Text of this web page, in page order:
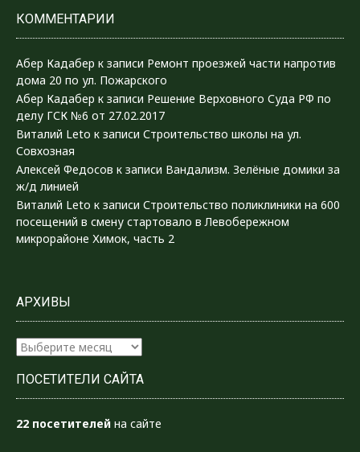
КОММЕНТАРИИ
Абер Кадабер к записи Ремонт проезжей части напротив
дома 20 по ул. Пожарского
Абер Кадабер к записи Решение Верховного Суда РФ по
делу ГСК №6 от 27.02.2017
Виталий Leto к записи Строительство школы на ул.
Совхозная
Алексей Федосов к записи Вандализм. Зелёные домики за
ж/д линией
Виталий Leto к записи Строительство поликлиники на 600
посещений в смену стартовало в Левобережном
микрорайоне Химок, часть 2
АРХИВЫ
Архивы
ПОСЕТИТЕЛИ САЙТА
22 посетителей на сайте